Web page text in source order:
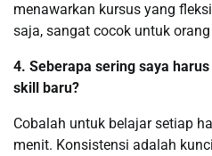
menawarkan kursus yang
saja, sangat cocok untuk
4. Seberapa sering saya
skill baru?
Cobalah untuk belajar setiap
menit. Konsistensi adalah